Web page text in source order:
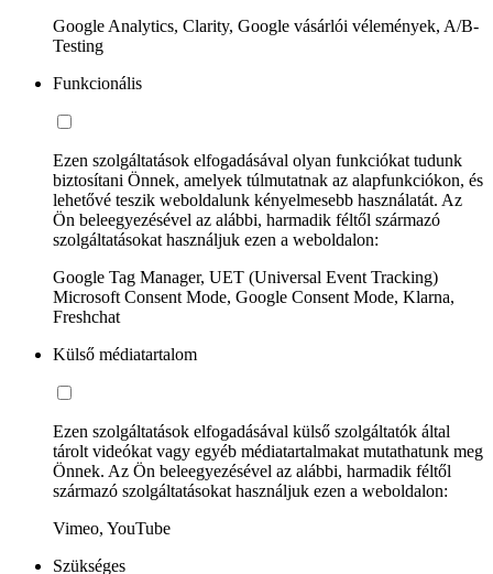
Google Analytics, Clarity, Google vásárlói vélemények, A/B-
Testing
Funkcionális
Ezen szolgáltatások elfogadásával olyan funkciókat tudunk
biztosítani Önnek, amelyek túlmutatnak az alapfunkciókon, és
lehetővé teszik weboldalunk kényelmesebb használatát. Az
Ön beleegyezésével az alábbi, harmadik féltől származó
szolgáltatásokat használjuk ezen a weboldalon:
Google Tag Manager, UET (Universal Event Tracking)
Microsoft Consent Mode, Google Consent Mode, Klarna,
Freshchat
Külső médiatartalom
Ezen szolgáltatások elfogadásával külső szolgáltatók által
tárolt videókat vagy egyéb médiatartalmakat mutathatunk meg
Önnek. Az Ön beleegyezésével az alábbi, harmadik féltől
származó szolgáltatásokat használjuk ezen a weboldalon:
Vimeo, YouTube
Szükséges